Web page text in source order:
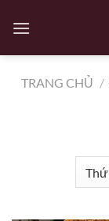
qua
TRANG CHỦ /